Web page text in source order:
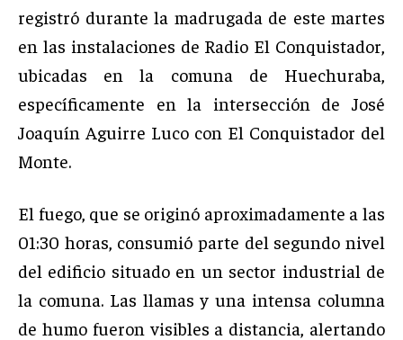
registró durante la madrugada de este martes
en las instalaciones de Radio El Conquistador,
ubicadas en la comuna de Huechuraba,
específicamente en la intersección de José
Joaquín Aguirre Luco con El Conquistador del
Monte.
El fuego, que se originó aproximadamente a las
01:30 horas, consumió parte del segundo nivel
del edificio situado en un sector industrial de
la comuna. Las llamas y una intensa columna
de humo fueron visibles a distancia, alertando